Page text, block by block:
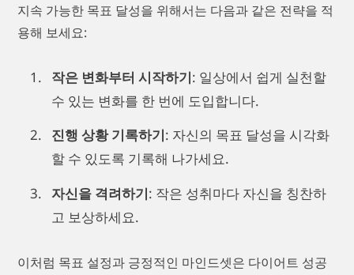
지속 가능한 목표 달성을 위해서는 다음과 같은 전략을 적
용해 보세요:
작은 변화부터 시작하기: 일상에서 쉽게 실천할
수 있는 변화를 한 번에 도입합니다.
진행 상황 기록하기: 자신의 목표 달성을 시각화
할 수 있도록 기록해 나가세요.
자신을 격려하기: 작은 성취마다 자신을 칭찬하
고 보상하세요.
이처럼 목표 설정과 긍정적인 마인드셋은 다이어트 성공